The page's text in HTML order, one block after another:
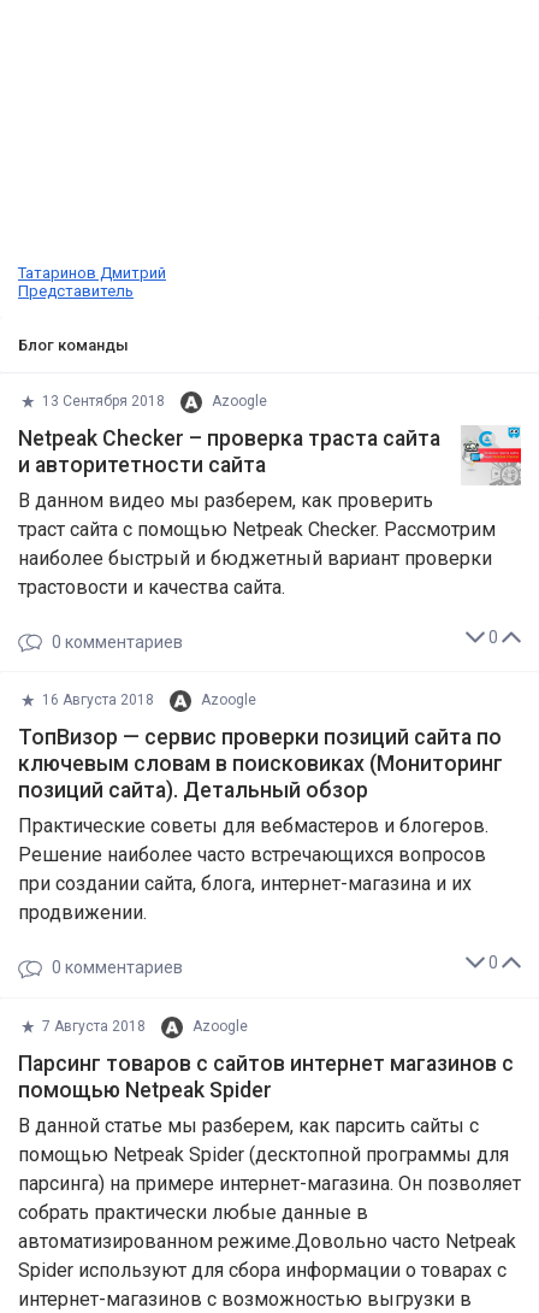
Татаринов Дмитрий
Представитель
Блог команды
13 Сентября 2018 Azoogle
Netpeak Cheсker – проверка траста сайта
и авторитетности сайта
В данном видео мы разберем, как проверить
траст сайта с помощью Netpeak Checker. Рассмотрим
наиболее быстрый и бюджетный вариант проверки
трастовости и качества сайта.
0
0 комментариев
16 Августа 2018 Azoogle
ТопВизор — сервис проверки позиций сайта по
ключевым словам в поисковиках (Мониторинг
позиций сайта). Детальный обзор
Практические советы для вебмастеров и блогеров.
Решение наиболее часто встречающихся вопросов
при создании сайта, блога, интернет-магазина и их
продвижении.
0
0 комментариев
7 Августа 2018 Azoogle
Парсинг товаров с сайтов интернет магазинов с
помощью Netpeak Spider
В данной статье мы разберем, как парсить сайты с
помощью Netpeak Spider (десктопной программы для
парсинга) на примере интернет-магазина. Он позволяет
собрать практически любые данные в
автоматизированном режиме.Довольно часто Netpeak
Spider используют для сбора информации о товарах с
интернет-магазинов с возможностью выгрузки в